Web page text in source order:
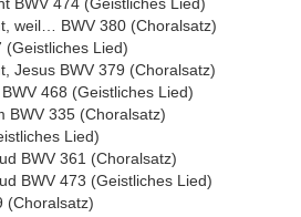
BWV 474 (Geistliches Lied)
weil… BWV 380 (Choralsatz)
(Geistliches Lied)
Jesus BWV 379 (Choralsatz)
468 (Geistliches Lied)
BWV 335 (Choralsatz)
Lied)
BWV 361 (Choralsatz)
BWV 473 (Geistliches Lied)
(Choralsatz)